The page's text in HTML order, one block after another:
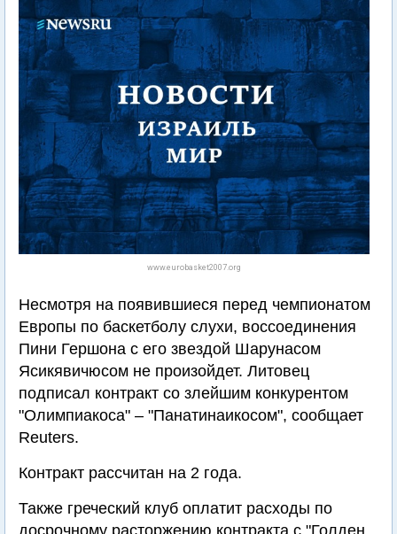
www.eurobasket2007.org
Несмотря на появившиеся перед чемпионатом
Европы по баскетболу слухи, воссоединения
Пини Гершона с его звездой Шарунасом
Ясикявичюсом не произойдет. Литовец
подписал контракт со злейшим конкурентом
"Олимпиакоса" – "Панатинаикосом", сообщает
Reuters.
Контракт рассчитан на 2 года.
Также греческий клуб оплатит расходы по
досрочному расторжению контракта с "Голден